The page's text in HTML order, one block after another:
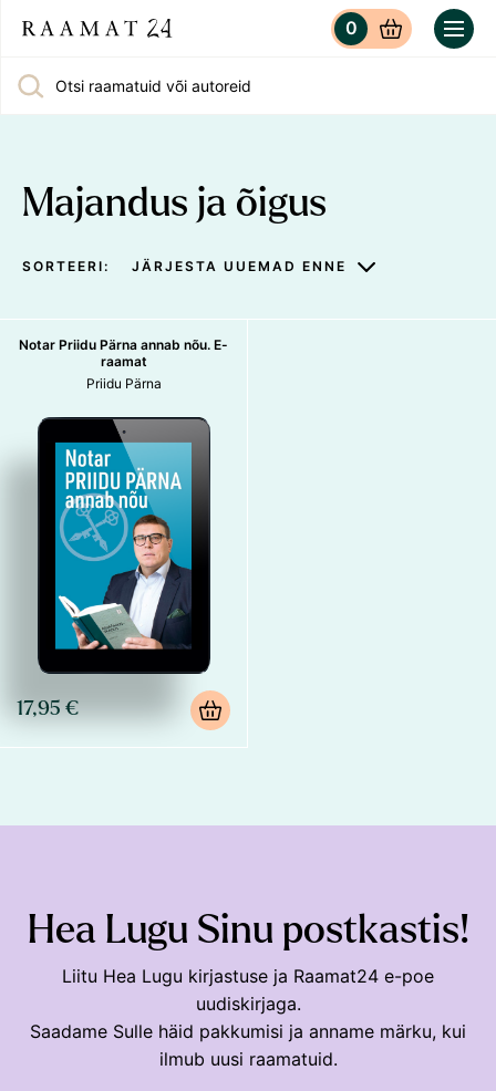
Otsi raamatuid või autoreid
0
Majandus ja õigus
SORTEERI: JÄRJESTA UUEMAD ENNE
Notar Priidu Pärna annab nõu. E-
raamat
Priidu Pärna
17,95 €
Hea Lugu Sinu postkastis!
Liitu Hea Lugu kirjastuse ja Raamat24 e-poe
uudiskirjaga.
Saadame Sulle häid pakkumisi ja anname märku, kui
ilmub uusi raamatuid.